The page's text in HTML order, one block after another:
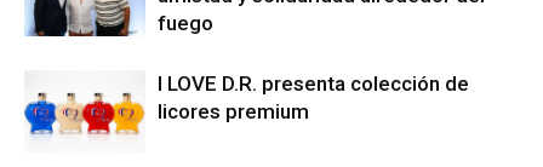
fuego
I LOVE D.R. presenta colección de
licores premium